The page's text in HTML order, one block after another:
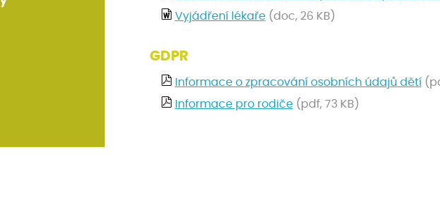
Vyjádření lékaře(doc, 26 KB)
GDPR
Informace o zpracování osobních údajů dětí
Informace pro rodiče(pdf, 73 KB)